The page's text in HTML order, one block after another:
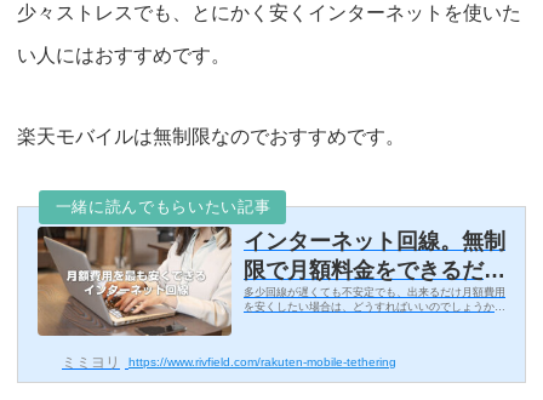
少々ストレスでも、とにかく安くインターネットを使いた
い人にはおすすめです。
楽天モバイルは無制限なのでおすすめです。
一緒に読んでもらいたい記事
インターネット回線。無制
限で月額料金をできるだけ
節約したいならズバリこ
多少回線が遅くても不安定でも、出来るだけ月額費用
を安くしたい場合は、どうすればいいのでしょうか？
ミミヨリ https://www.rivfield.com/rakuten-mobile-tethering